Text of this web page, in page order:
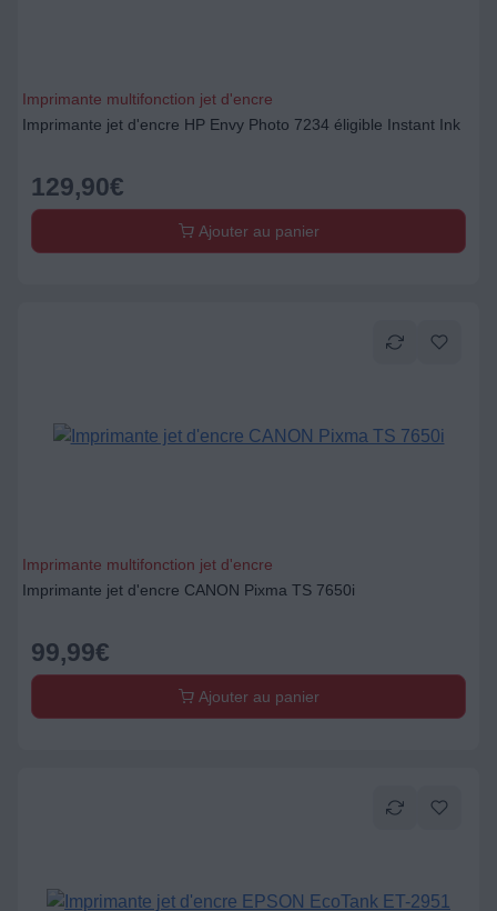
Imprimante multifonction jet d'encre
Imprimante jet d'encre HP Envy Photo 7234 éligible Instant Ink
129,90€
Ajouter au panier
Imprimante multifonction jet d'encre
Imprimante jet d'encre CANON Pixma TS 7650i
99,99€
Ajouter au panier